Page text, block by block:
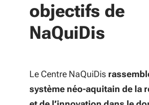
objectifs de
NaQuiDis
Le Centre NaQuiDis
système néo-aquitain de la